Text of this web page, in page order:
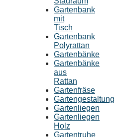
Gartenbank
mit
Tisch
Gartenbank
Polyrattan
Gartenbänke
Gartenbänke
aus
Rattan
Gartenfräse
Gartengestaltung
Gartenliegen
Gartenliegen
Holz
Gartentruhe